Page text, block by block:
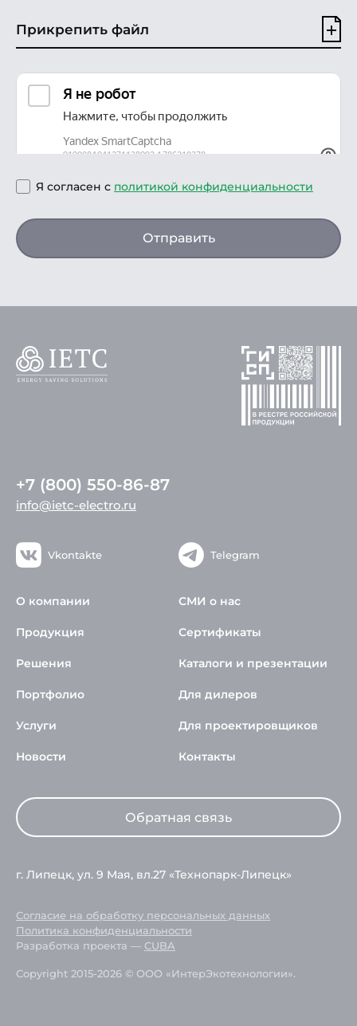
Прикрепить файл
Я согласен с политикой конфиденциальности
Отправить
+7 (800) 550-86-87
info@ietc-electro.ru
Vkontakte Telegram
О компании
Продукция
Решения
Портфолио
Услуги
Новости
СМИ о нас
Сертификаты
Каталоги и презентации
Для дилеров
Для проектировщиков
Контакты
Обратная связь
г. Липецк, ул. 9 Мая, вл.27 «Технопарк-Липецк»
Согласие на обработку персональных данных
Политика конфиденциальности
Разработка проекта — CUBA
Copyright 2015-2026 © ООО «ИнтерЭкотехнологии».